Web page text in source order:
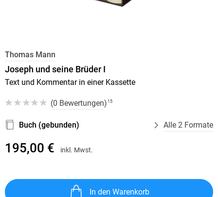
Thomas Mann
Joseph und seine Brüder I
Text und Kommentar in einer Kassette
(0 Bewertungen) 15
Buch (gebunden) Alle 2 Formate
195,00 € inkl. Mwst.
In den Warenkorb